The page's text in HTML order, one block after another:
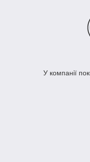
У компанії